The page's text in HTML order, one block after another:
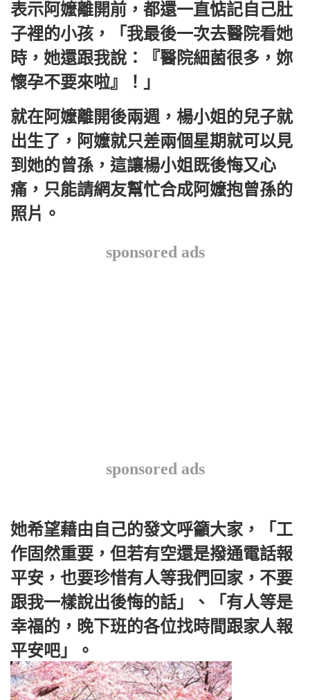
表示阿嬤離開前，都還一直惦記自己肚
子裡的小孩，「我最後一次去醫院看她
時，她還跟我說：『醫院細菌很多，妳
懷孕不要來啦』！」
就在阿嬤離開後兩週，楊小姐的兒子就
出生了，阿嬤就只差兩個星期就可以見
到她的曾孫，這讓楊小姐既後悔又心
痛，只能請網友幫忙合成阿嬤抱曾孫的
照片。
sponsored ads
sponsored ads
她希望藉由自己的發文呼籲大家，「工
作固然重要，但若有空還是撥通電話報
平安，也要珍惜有人等我們回家，不要
跟我一樣說出後悔的話」、「有人等是
幸福的，晚下班的各位找時間跟家人報
平安吧」。